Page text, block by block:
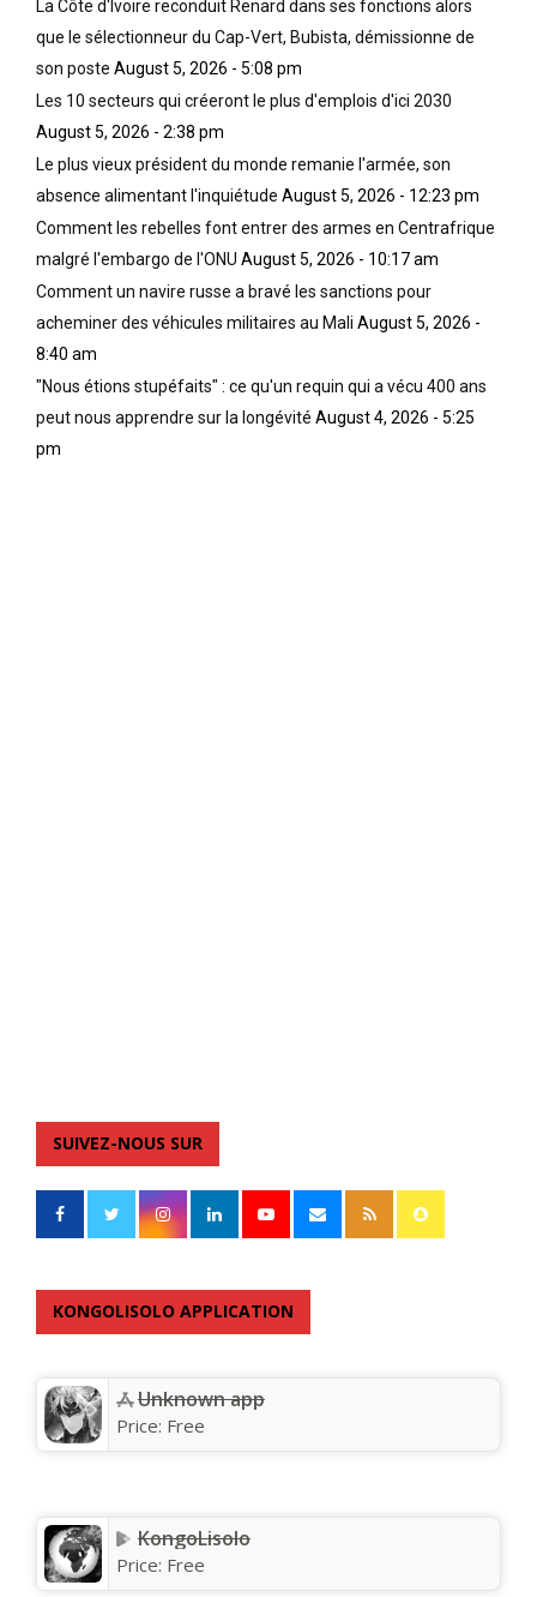
La Côte d'Ivoire reconduit Renard dans ses fonctions alors
que le sélectionneur du Cap-Vert, Bubista, démissionne de
son poste August 5, 2026 - 5:08 pm
Les 10 secteurs qui créeront le plus d'emplois d'ici 2030
August 5, 2026 - 2:38 pm
Le plus vieux président du monde remanie l'armée, son
absence alimentant l'inquiétude August 5, 2026 - 12:23 pm
Comment les rebelles font entrer des armes en Centrafrique
malgré l'embargo de l'ONU August 5, 2026 - 10:17 am
Comment un navire russe a bravé les sanctions pour
acheminer des véhicules militaires au Mali August 5, 2026 -
8:40 am
"Nous étions stupéfaits" : ce qu'un requin qui a vécu 400 ans
peut nous apprendre sur la longévité August 4, 2026 - 5:25
pm
SUIVEZ-NOUS SUR
KONGOLISOLO APPLICATION
Unknown app
Price: Free
KongoLisolo
Price: Free